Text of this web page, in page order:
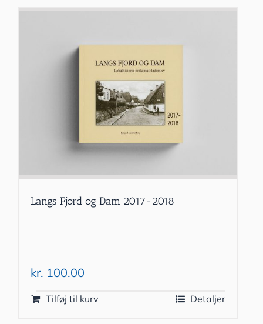
Langs Fjord og Dam 2017-2018
kr. 100.00
Tilføj til kurv Detaljer